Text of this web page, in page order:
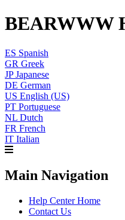
BEARWWW
ES Spanish
GR Greek
JP Japanese
DE German
US English (US)
PT Portuguese
NL Dutch
FR French
IT Italian
Main Navigation
Help Center Home
Contact Us